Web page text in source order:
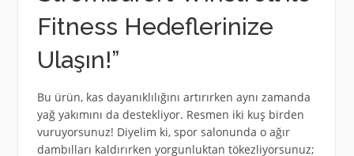
Fitness Hedeflerinize
Ulaşın!”
Bu ürün, kas dayanıklılığını artırırken aynı zamanda
yağ yakımını da destekliyor. Resmen iki kuş birden
vuruyorsunuz! Diyelim ki, spor salonunda o ağır
dambılları kaldırırken yorgunluktan tökezliyorsunuz;